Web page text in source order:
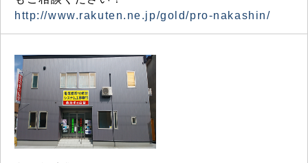
http://www.rakuten.ne.jp/gold/pro-nakashin/